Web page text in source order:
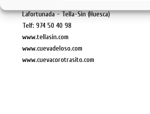
Lafortunada - Tella-Sin (Huesca)
Telf: 974 50 40 98
www.tellasin.com
www.cuevadeloso.com
www.cuevacorotrasito.com